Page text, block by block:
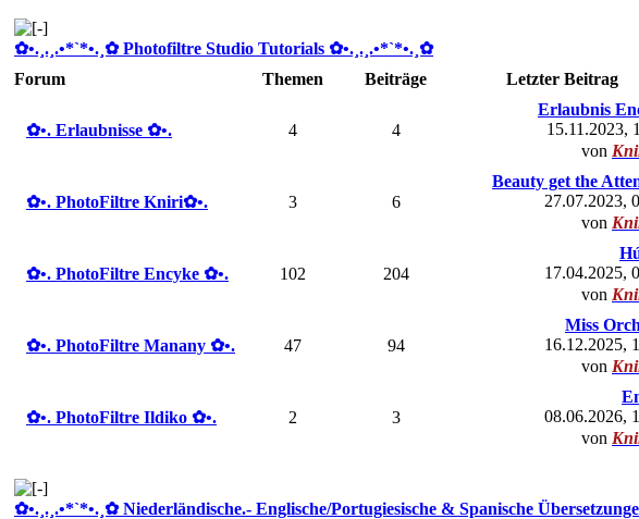
✿ •.¸.¸.•*`*•.¸✿ Photofiltre Studio Tutorials ✿ •.¸.¸.•*`*•.¸✿
Forum
Themen Beiträge Letzter Beitrag
✿ •. Erlaubnisse ✿ •. 4 4
Erlaubnis
15.11.2023,
von
✿ •. PhotoFiltre Kniri✿ •. 3 6
Beauty get the
27.07.2023,
von
✿ •. PhotoFiltre Encyke ✿ •. 102 204
17.04.2025,
von
✿ •. PhotoFiltre Manany ✿ •. 47 94
Miss
16.12.2025,
von
✿ •. PhotoFiltre Ildiko ✿ •. 2 3
08.06.2026,
von
✿ •.¸.¸.•*`*•.¸✿ Niederländische.- Englische/Portugiesische & Spanische Übersetzungen